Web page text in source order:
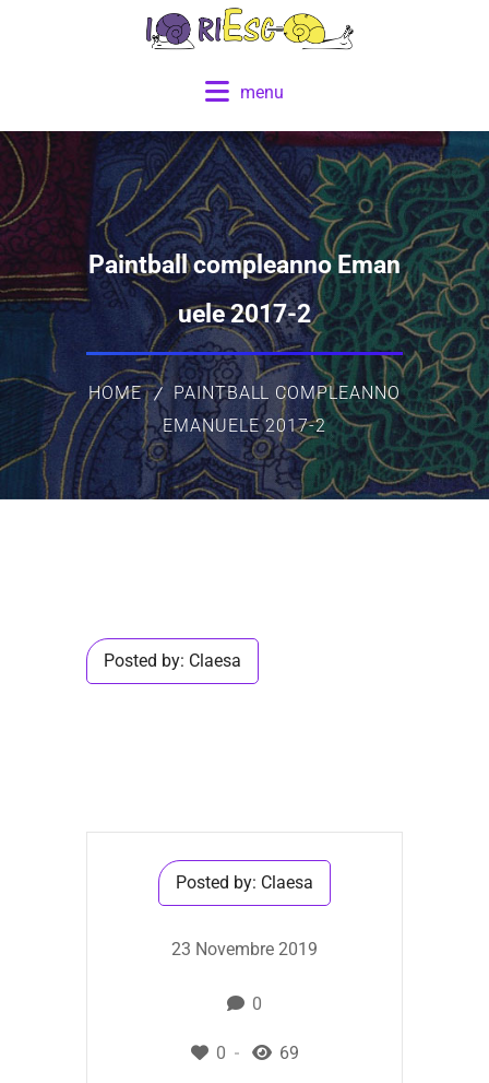
menu
Paintball compleanno Eman
uele 2017-2
HOME
PAINTBALL COMPLEANNO
EMANUELE 2017-2
Posted by: Claesa
Posted by: Claesa
23 Novembre 2019
0
0 69